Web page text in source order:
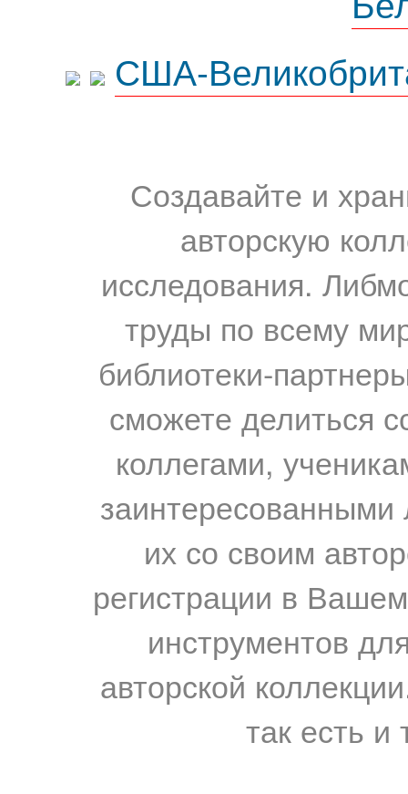
США-
Создавайте и
авторскую
исследования.
труды по всему
библиотеки-
сможете делиться
коллегами,
их со своим
регистрации в
инструментов
авторской
так есть и